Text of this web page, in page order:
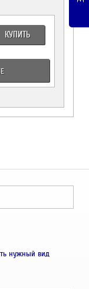
КУПИТЬ
нужный вид